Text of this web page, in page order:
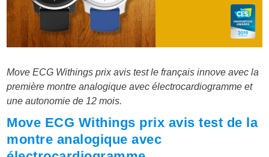
Move ECG Withings prix avis test le français innove avec la
première montre analogique avec électrocardiogramme et
une autonomie de 12 mois.
Move ECG Withings prix avis test de la
montre analogique avec